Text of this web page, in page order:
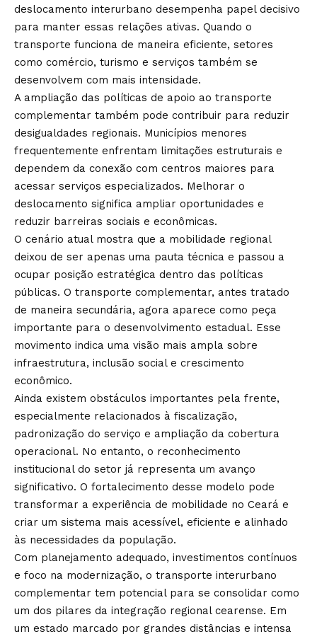
deslocamento interurbano desempenha papel decisivo
para manter essas relações ativas. Quando o
transporte funciona de maneira eficiente, setores
como comércio, turismo e serviços também se
desenvolvem com mais intensidade.
A ampliação das políticas de apoio ao transporte
complementar também pode contribuir para reduzir
desigualdades regionais. Municípios menores
frequentemente enfrentam limitações estruturais e
dependem da conexão com centros maiores para
acessar serviços especializados. Melhorar o
deslocamento significa ampliar oportunidades e
reduzir barreiras sociais e econômicas.
O cenário atual mostra que a mobilidade regional
deixou de ser apenas uma pauta técnica e passou a
ocupar posição estratégica dentro das políticas
públicas. O transporte complementar, antes tratado
de maneira secundária, agora aparece como peça
importante para o desenvolvimento estadual. Esse
movimento indica uma visão mais ampla sobre
infraestrutura, inclusão social e crescimento
econômico.
Ainda existem obstáculos importantes pela frente,
especialmente relacionados à fiscalização,
padronização do serviço e ampliação da cobertura
operacional. No entanto, o reconhecimento
institucional do setor já representa um avanço
significativo. O fortalecimento desse modelo pode
transformar a experiência de mobilidade no Ceará e
criar um sistema mais acessível, eficiente e alinhado
às necessidades da população.
Com planejamento adequado, investimentos contínuos
e foco na modernização, o transporte interurbano
complementar tem potencial para se consolidar como
um dos pilares da integração regional cearense. Em
um estado marcado por grandes distâncias e intensa